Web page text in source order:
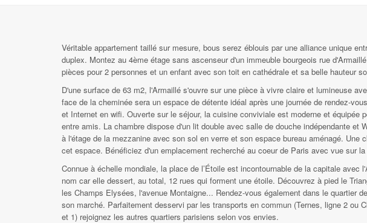
Véritable appartement taillé sur mesure, bous serez éblouis par une alliance unique
duplex. Montez au 4ème étage sans ascenseur d'un immeuble bourgeois rue
pièces pour 2 personnes et un enfant avec son toit en cathédrale et sa belle hauteur
D'une surface de 63 m2, l'Armaillé s'ouvre sur une pièce à vivre claire et lumineuse
face de la cheminée sera un espace de détente idéal après une journée de rendez-
et Internet en wifi. Ouverte sur le séjour, la cuisine conviviale est moderne et équipée
entre amis. La chambre dispose d'un lit double avec salle de douche indépendante et
à l'étage de la mezzanine avec son sol en verre et son espace bureau aménagé. Une
cet espace. Bénéficiez d'un emplacement recherché au coeur de Paris avec vue sur
Connue à échelle mondiale, la place de l’Étoile est incontournable de la capitale avec
nom car elle dessert, au total, 12 rues qui forment une étoile. Découvrez à pied le
les Champs Elysées, l'avenue Montaigne... Rendez-vous également dans le quartier
son marché. Parfaitement desservi par les transports en commun (Ternes, ligne 2 ou
et 1) rejoignez les autres quartiers parisiens selon vos envies.